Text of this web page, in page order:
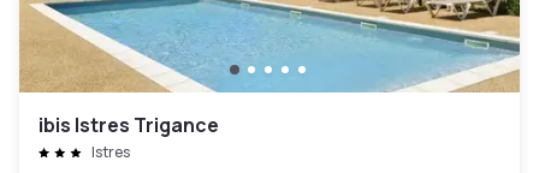
ibis Istres Trigance
Istres